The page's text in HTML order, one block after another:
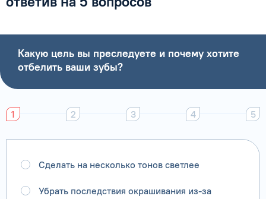
Какую цель вы преследуете и почему хотите
отбелить ваши зубы?
1 2 3 4 5
Сделать на несколько тонов светлее
Убрать последствия окрашивания из-за